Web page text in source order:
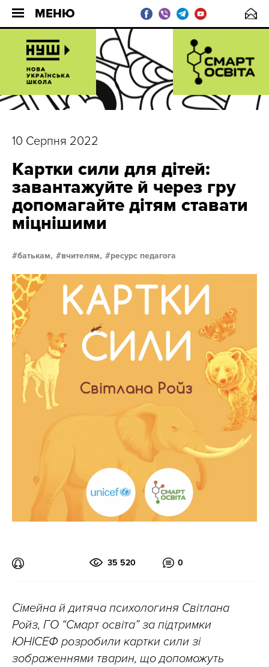
МЕНЮ
10 Серпня 2022
Картки сили для дітей:
завантажуйте й через гру
допомагайте дітям ставати
міцнішими
батькам, вчителям, ресурс педагога
35 520 0
Сімейна й дитяча психологиня Світлана
Ройз, ГО “Смарт освіта” за підтримки
ЮНІСЕФ розробили картки сили зі
зображеннями тварин, що допоможуть